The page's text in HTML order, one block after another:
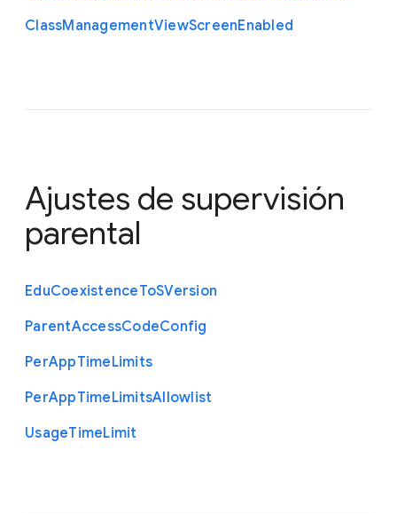
ClassManagementViewScreenEnabled
Ajustes de supervisión
parental
EduCoexistenceToSVersion
ParentAccessCodeConfig
PerAppTimeLimits
PerAppTimeLimitsAllowlist
UsageTimeLimit